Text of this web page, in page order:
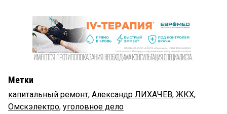
Метки
капитальный ремонт, Александр ЛИХАЧЕВ, ЖКХ,
Омскэлектро, уголовное дело